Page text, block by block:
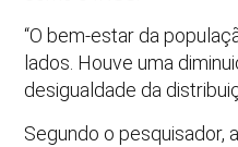
“O bem-estar da
lados. Houve uma
desigualdade da
Segundo o pesquisador,